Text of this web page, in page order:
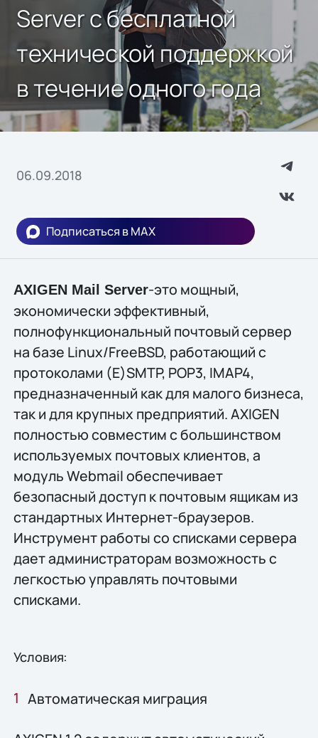
Server с бесплатной
технической поддержкой
в течение одного года
06.09.2018
Подписаться в MAX
AXIGEN Mail Server-это мощный,
экономически эффективный,
полнофункциональный почтовый сервер
на базе Linux/FreeBSD, работающий с
протоколами (E)SMTP, POP3, IMAP4,
предназначенный как для малого бизнеса,
так и для крупных предприятий. AXIGEN
полностью совместим с большинством
используемых почтовых клиентов, а
модуль Webmail обеспечивает
безопасный доступ к почтовым ящикам из
стандартных Интернет-браузеров.
Инструмент работы со списками сервера
дает администраторам возможность с
легкостью управлять почтовыми
списками.
Условия:
Автоматическая миграция